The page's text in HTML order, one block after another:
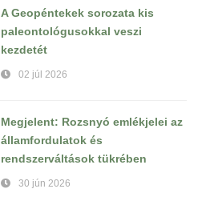
A Geopéntekek sorozata kis
paleontológusokkal veszi
kezdetét
02 júl 2026
Megjelent: Rozsnyó emlékjelei az
államfordulatok és
rendszerváltások tükrében
30 jún 2026